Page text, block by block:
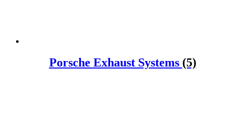
Porsche Exhaust Systems (5)